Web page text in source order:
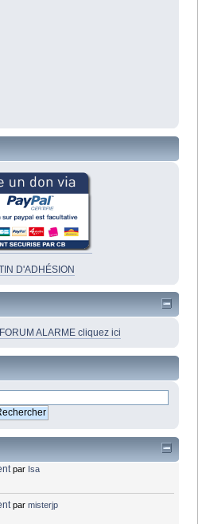
D'ADHÉSION
ALARME cliquez ici
par Isa
parmisterjp